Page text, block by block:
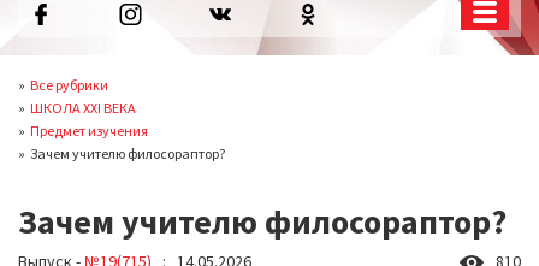
Все рубрики
ШКОЛА XXI ВЕКА
Предмет изучения
Зачем учителю филосораптор?
Зачем учителю филосораптор?
Выпуск -№19(715) : 14.05.2026 810